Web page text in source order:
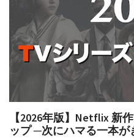
【2026年版】Netflix 新
ップ ─次にハマる一本が